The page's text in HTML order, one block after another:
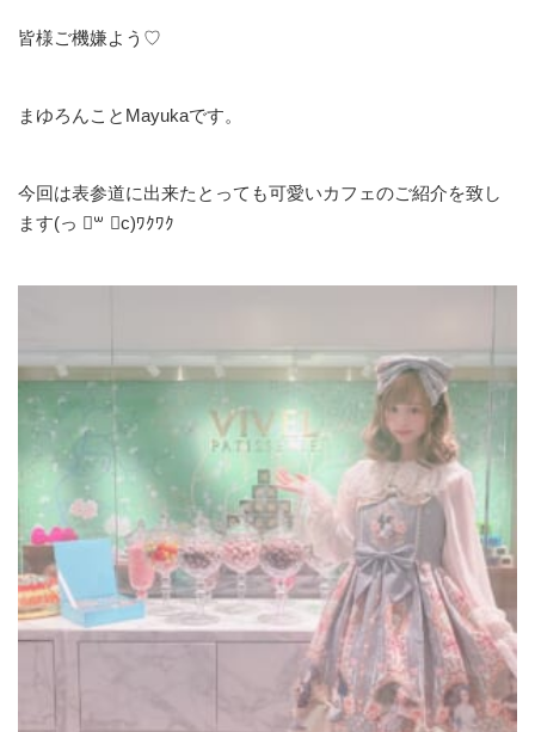
皆様ご機嫌よう♡
まゆろんことMayukaです。
今回は表参道に出来たとっても可愛いカフェのご紹介を致し
ます(っ ॑꒳ ॑c)ﾜｸﾜｸ